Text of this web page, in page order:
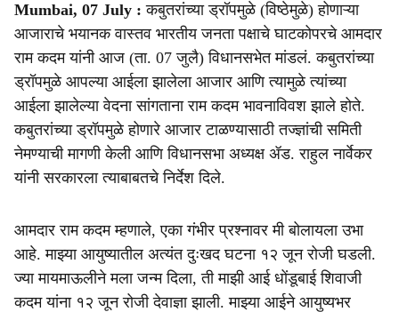
a
r
e
Mumbai, 07 July : कबुतरांच्या ड्रॉपमुळे (विष्ठेमुळे) होणाऱ्या
आजाराचे भयानक वास्तव भारतीय जनता पक्षाचे घाटकोपरचे आमदार
राम कदम यांनी आज (ता. 07 जुलै) विधानसभेत मांडलं. कबुतरांच्या
ड्रॉपमुळे आपल्या आईला झालेला आजार आणि त्यामुळे त्यांच्या
आईला झालेल्या वेदना सांगताना राम कदम भावनाविवश झाले होते.
कबुतरांच्या ड्रॉपमुळे होणारे आजार टाळण्यासाठी तज्ज्ञांची समिती
नेमण्याची मागणी केली आणि विधानसभा अध्यक्ष ॲड. राहुल नार्वेकर
यांनी सरकारला त्याबाबतचे निर्देश दिले.
आमदार राम कदम म्हणाले, एका गंभीर प्रश्नावर मी बोलायला उभा
आहे. माझ्या आयुष्यातील अत्यंत दुःखद घटना १२ जून रोजी घडली.
ज्या मायमाऊलीने मला जन्म दिला, ती माझी आई धोंडूबाई शिवाजी
कदम यांना १२ जून रोजी देवाज्ञा झाली. माझ्या आईने आयुष्यभर